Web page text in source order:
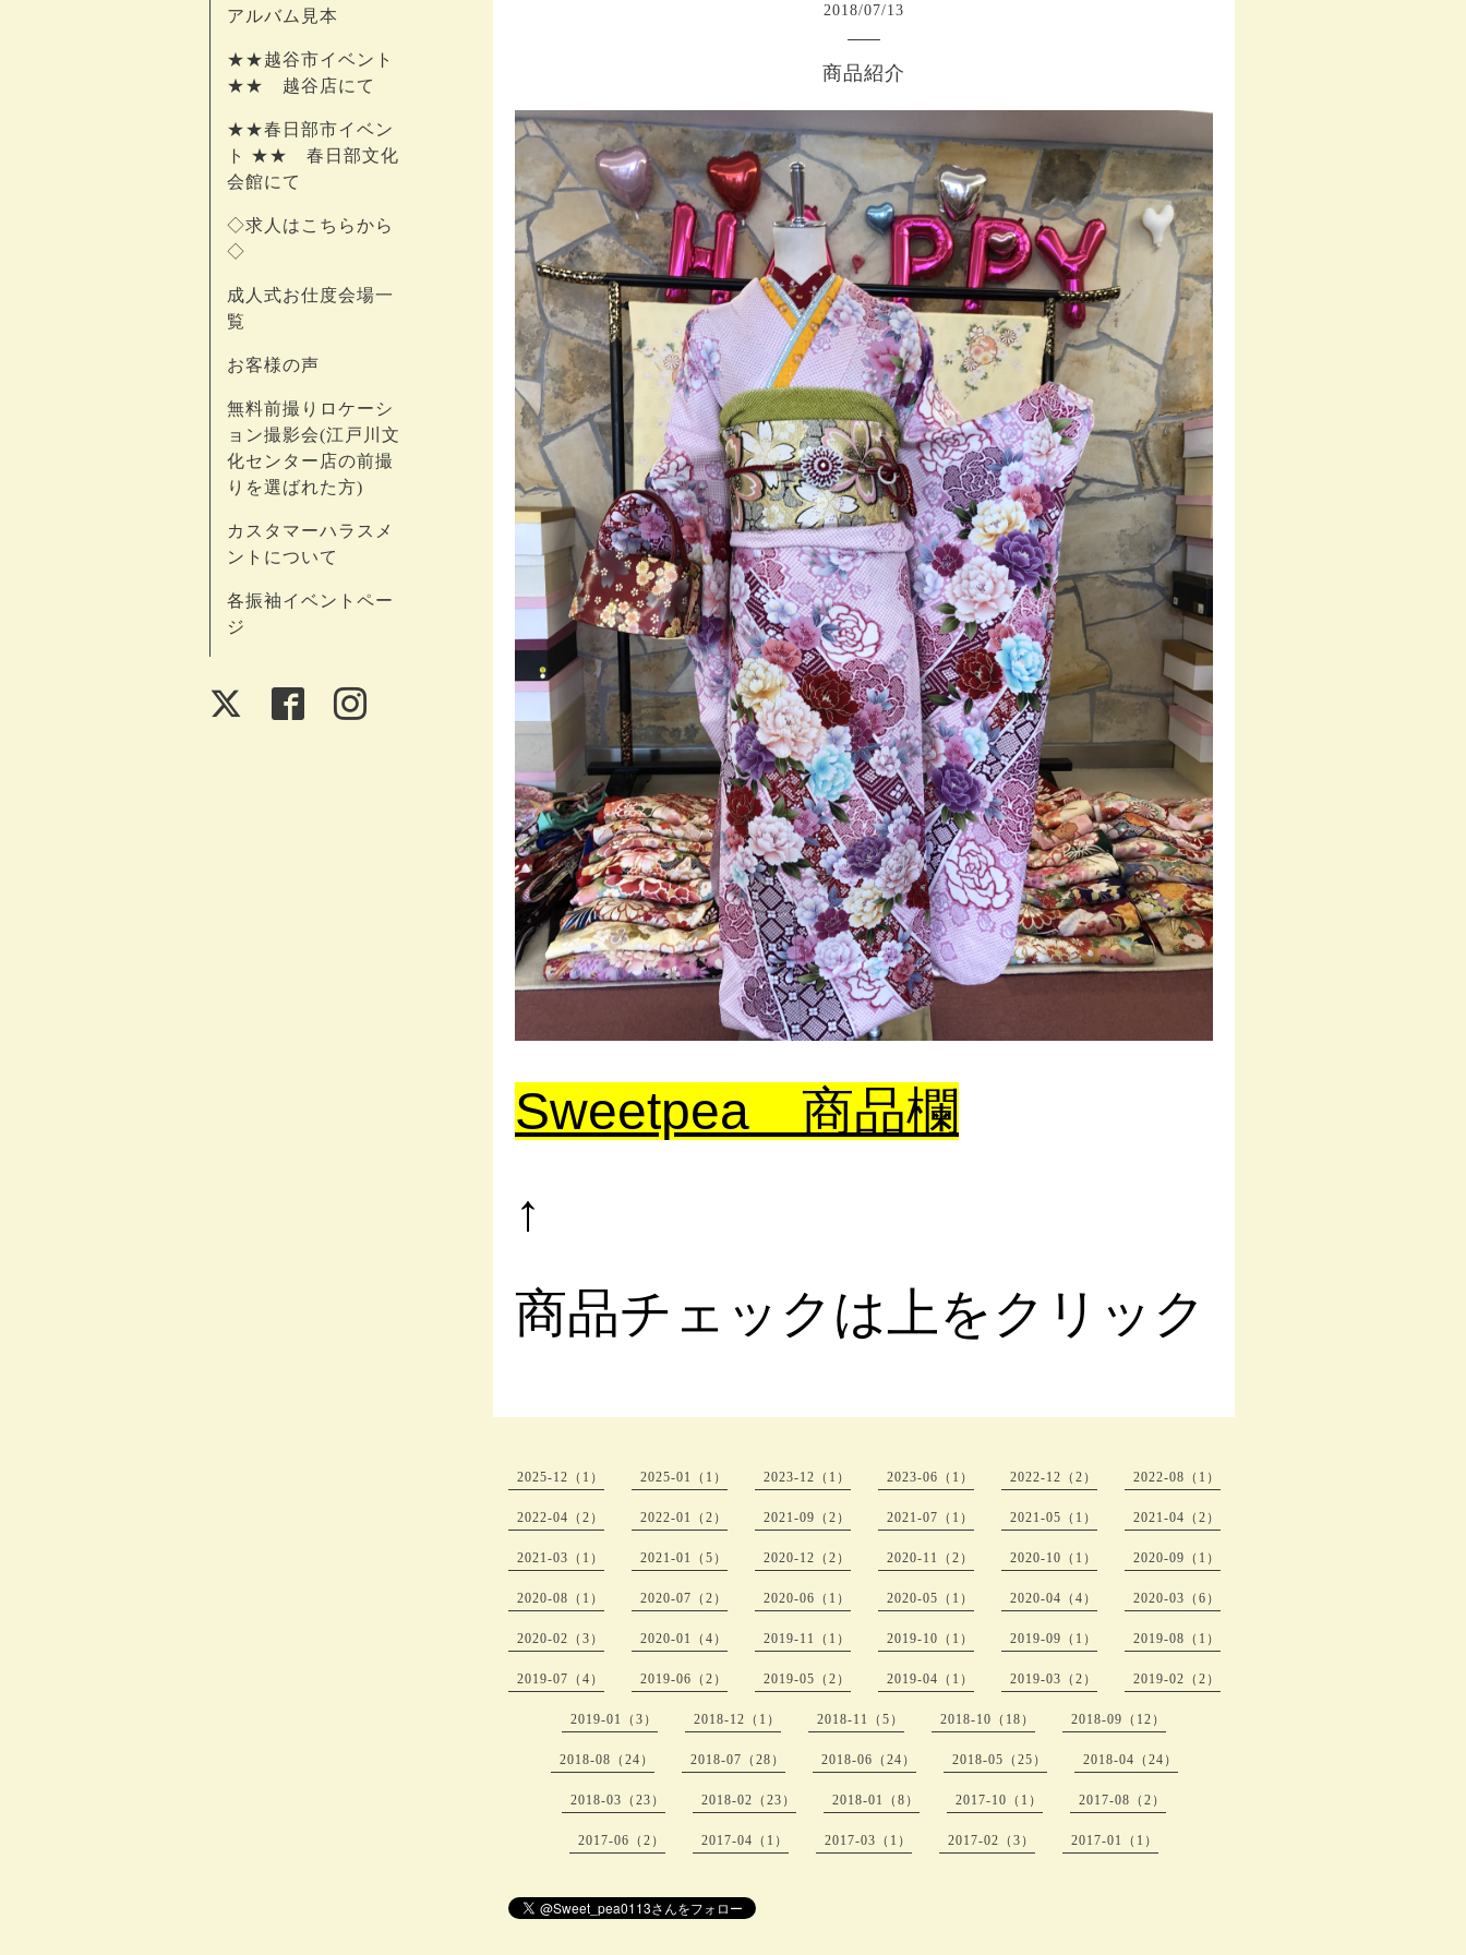
アルバム見本
★★越谷市イベント
★★ 越谷店にて
★★春日部市イベン
ト ★★ 春日部文化
会館にて
◇求人はこちらから
◇
成人式お仕度会場一
覧
お客様の声
無料前撮りロケーシ
ョン撮影会(江戸川文
化センター店の前撮
りを選ばれた方)
カスタマーハラスメ
ントについて
各振袖イベントペー
ジ
2018/07/13
商品紹介
Sweetpea 商品欄
↑
商品チェックは上をクリック
2025-12（1） 2025-01（1） 2023-12（1） 2023-06（1） 2022-12（2） 2022-08（1）
2022-04（2） 2022-01（2） 2021-09（2） 2021-07（1） 2021-05（1） 2021-04（2）
2021-03（1） 2021-01（5） 2020-12（2） 2020-11（2） 2020-10（1） 2020-09（1）
2020-08（1） 2020-07（2） 2020-06（1） 2020-05（1） 2020-04（4） 2020-03（6）
2020-02（3） 2020-01（4） 2019-11（1） 2019-10（1） 2019-09（1） 2019-08（1）
2019-07（4） 2019-06（2） 2019-05（2） 2019-04（1） 2019-03（2） 2019-02（2）
2019-01（3） 2018-12（1） 2018-11（5） 2018-10（18） 2018-09（12）
2018-08（24） 2018-07（28） 2018-06（24） 2018-05（25） 2018-04（24）
2018-03（23） 2018-02（23） 2018-01（8） 2017-10（1） 2017-08（2）
2017-06（2） 2017-04（1） 2017-03（1） 2017-02（3） 2017-01（1）